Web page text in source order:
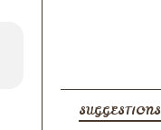
SUGGESTIONS